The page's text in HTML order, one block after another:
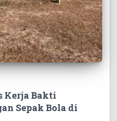
Kerja Bakti
Sepak Bola di